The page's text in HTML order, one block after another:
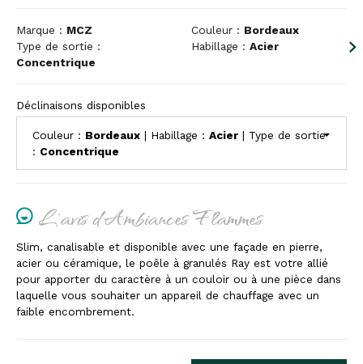
Marque : MCZ
Type de sortie :
Concentrique
Couleur : Bordeaux
Habillage : Acier
Déclinaisons disponibles
Couleur : Bordeaux | Habillage :Acier | Type de sortie
: Concentrique
L'avis d'Ambiances Flammes
Slim, canalisable et disponible avec une façade en pierre,
acier ou céramique, le poêle à granulés Ray est votre allié
pour apporter du caractère à un couloir ou à une pièce dans
laquelle vous souhaiter un appareil de chauffage avec un
faible encombrement.